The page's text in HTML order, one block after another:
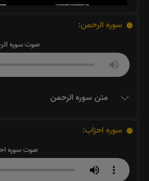
سوره الرحمن:
صوت سوره
متن سوره الرحمن
سوره احزاب:
صوت سوره